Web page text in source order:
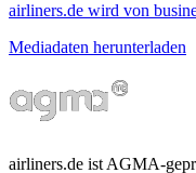
airliners.de wird von
Mediadaten herunterladen
airliners.de ist AGMA-